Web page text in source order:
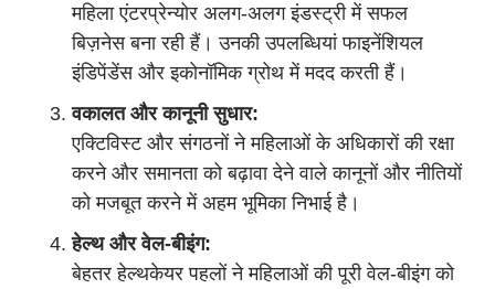
महिला एंटरप्रेन्योर अलग-अलग इंडस्ट्री में सफल
बिज़नेस बना रही हैं। उनकी उपलब्धियां फाइनेंशियल
इंडिपेंडेंस और इकोनॉमिक ग्रोथ में मदद करती हैं।
वकालत और कानूनी सुधार:
एक्टिविस्ट और संगठनों ने महिलाओं के अधिकारों की रक्षा
करने और समानता को बढ़ावा देने वाले कानूनों और नीतियों
को मजबूत करने में अहम भूमिका निभाई है।
हेल्थ और वेल-बीइंग:
बेहतर हेल्थकेयर पहलों ने महिलाओं की पूरी वेल-बीइंग को